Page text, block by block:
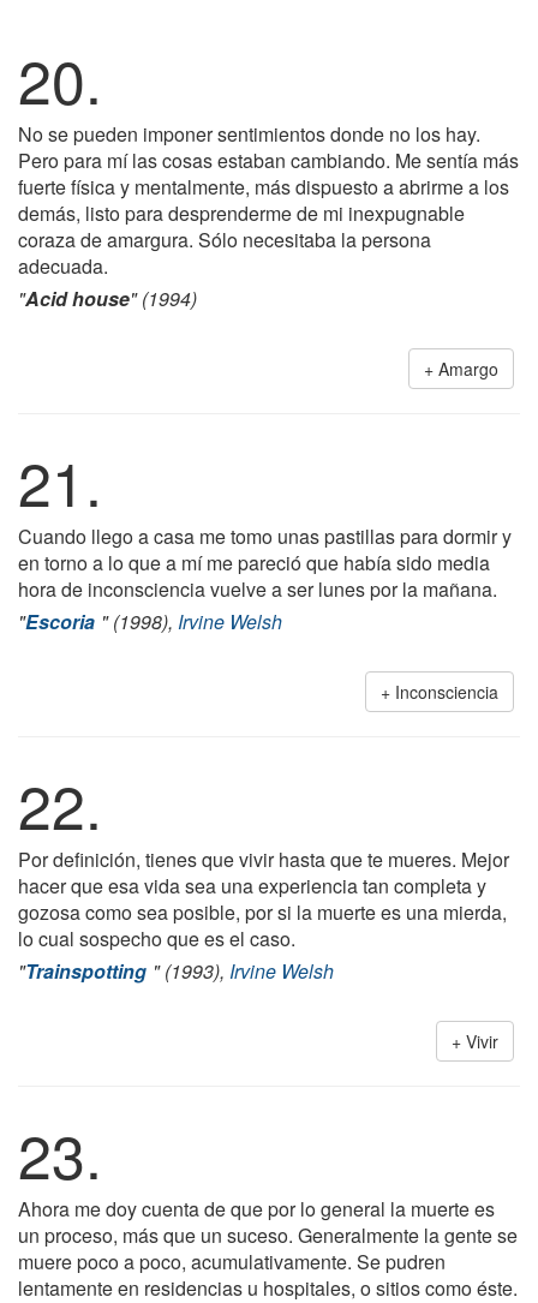
20.
No se pueden imponer sentimientos donde no los hay.
Pero para mí las cosas estaban cambiando. Me sentía más
fuerte física y mentalmente, más dispuesto a abrirme a los
demás, listo para desprenderme de mi inexpugnable
coraza de amargura. Sólo necesitaba la persona
adecuada.
"Acid house" (1994)
Amargo
21.
Cuando llego a casa me tomo unas pastillas para dormir y
en torno a lo que a mí me pareció que había sido media
hora de inconsciencia vuelve a ser lunes por la mañana.
"Escoria " (1998), Irvine Welsh
Inconsciencia
22.
Por definición, tienes que vivir hasta que te mueres. Mejor
hacer que esa vida sea una experiencia tan completa y
gozosa como sea posible, por si la muerte es una mierda,
lo cual sospecho que es el caso.
"Trainspotting " (1993), Irvine Welsh
Vivir
23.
Ahora me doy cuenta de que por lo general la muerte es
un proceso, más que un suceso. Generalmente la gente se
muere poco a poco, acumulativamente. Se pudren
lentamente en residencias u hospitales, o sitios como éste.